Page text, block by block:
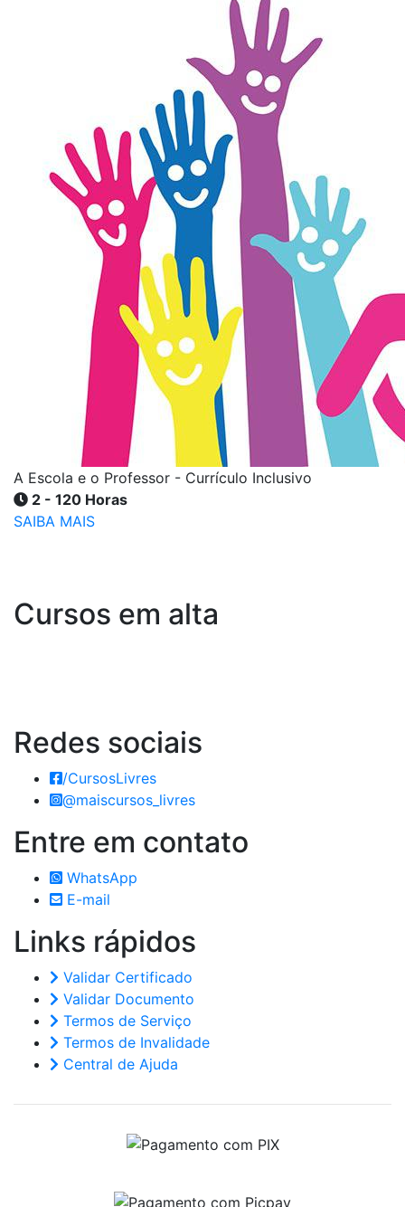
A Escola e o Professor - Currículo Inclusivo
2 - 120 Horas
SAIBA MAIS
Cursos em alta
Redes sociais
/CursosLivres
@maiscursos_livres
Entre em contato
WhatsApp
E-mail
Links rápidos
Validar Certificado
Validar Documento
Termos de Serviço
Termos de Invalidade
Central de Ajuda